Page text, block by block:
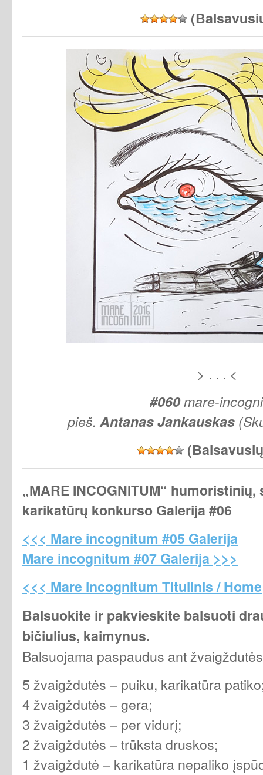
> . . . <
#060mare-
pieš. AntanasJankauskas
„MARE INCOGNITUM“ humoristinių,
karikatūrų konkurso Galerija #06
<<< Mare incognitum #05 Galerija
Mare incognitum #07 Galerija >>>
<<< Mare incognitum Titulinis / Home
Balsuokite ir pakvieskite balsuoti
bičiulius, kaimynus.
Balsuojama paspaudus ant
5 žvaigždutės – puiku, karikatūra
4 žvaigždutės – gera;
3 žvaigždutės – per vidurį;
2 žvaigždutės – trūksta druskos;
1 žvaigždutė – karikatūra nepaliko